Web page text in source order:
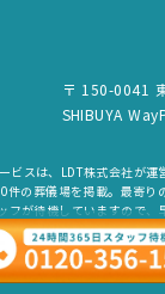
〒 150-0041
SHIBUYA
ビスは、LDT株式会社が運
件の葬儀場を掲載。最寄り
フが待機していますので、
でなく、お見積もりや費